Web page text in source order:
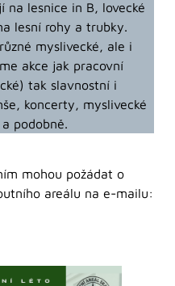
na lesnice in B, lovecké
lesní rohy a trubky.
myslivecké, ale i
akce jak pracovní
tak slavnostní i
koncerty, myslivecké
podobně.
mohou požádat o
areálu na e-mailu: